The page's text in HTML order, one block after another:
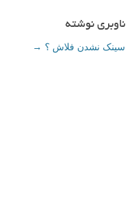
ناوبری نوشته
سینک نشدن فلاش ؟ →